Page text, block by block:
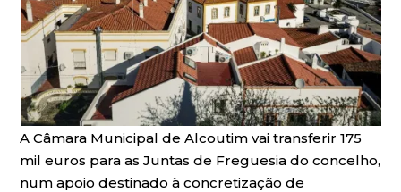
A Câmara Municipal de Alcoutim vai transferir 175
mil euros para as Juntas de Freguesia do concelho,
num apoio destinado à concretização de